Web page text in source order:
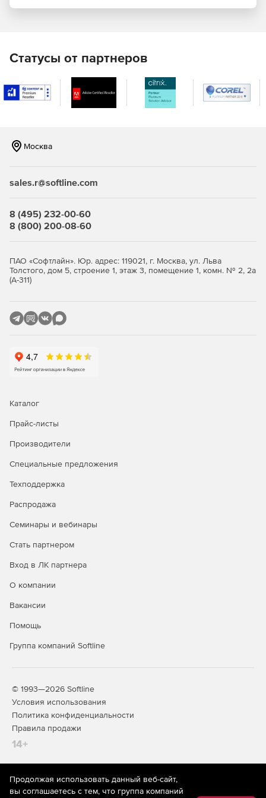
Комплекс и автоматизация процессов сокращения
Правила разграничения полномочий (SOD) для
Оценка рисков компрометации учетных записей и
Выявление несанкционированных изменений прав
реакции.
Позволяет получить информацию о текущем доступе
пользователя,
Статусы от партнеров
Москва
sales.r@softline.com
8 (495) 232-00-60
8 (800) 200-08-60
ПАО «Софтлайн». Юр. адрес: 119021, г. Москва, ул. Льва
Толстого, дом 5, строение 1, этаж 3, помещение 1, комн. № 2, 2а
(А-311)
Каталог
Прайс-листы
Производители
Специальные предложения
Техподдержка
Распродажа
Семинары и вебинары
Стать партнером
Вход в ЛК партнера
О компании
Вакансии
Помощь
Группа компаний Softline
© 1993—2026 Softline
Условия использования
Политика конфиденциальности
Правила продажи
14+
На информационном ресурсе store.softline.ru применяются
рекомендательные технологии(информационные технологии
Продолжая использовать данный веб-сайт,
вы соглашаетесь с тем, что группа компаний